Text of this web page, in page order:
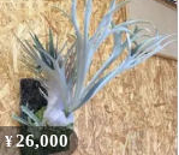
¥26,000